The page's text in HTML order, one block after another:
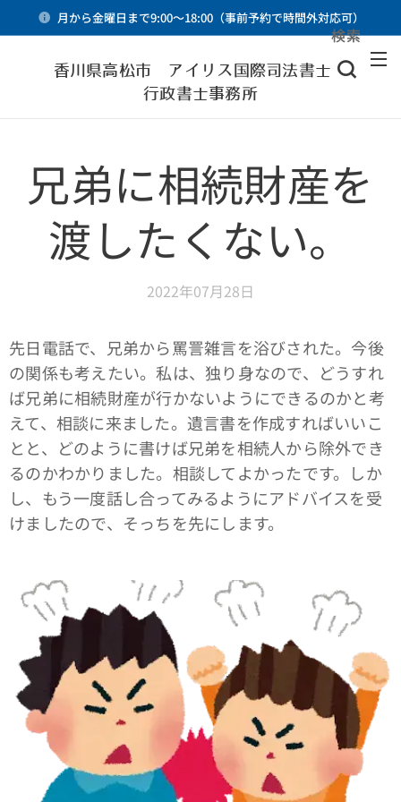
月から金曜日まで9:00～18:00（事前予約で時間外対応可）
香川県高松市 アイリス国際司法書士・
行政書士事務所
検索
兄弟に相続財産を
渡したくない。
2022年07月28日
先日電話で、兄弟から罵詈雑言を浴びされた。今後
の関係も考えたい。私は、独り身なので、どうすれ
ば兄弟に相続財産が行かないようにできるのかと考
えて、相談に来ました。遺言書を作成すればいいこ
とと、どのように書けば兄弟を相続人から除外でき
るのかわかりました。相談してよかったです。しか
し、もう一度話し合ってみるようにアドバイスを受
けましたので、そっちを先にします。